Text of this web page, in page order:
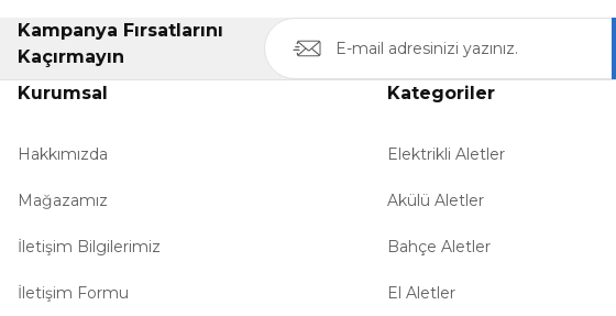
Kampanya Fırsatlarını
Kaçırmayın
Kurumsal
Hakkımızda
Mağazamız
İletişim Bilgilerimiz
İletişim Formu
Kategoriler
Elektrikli Aletler
Akülü Aletler
Bahçe Aletler
El Aletler